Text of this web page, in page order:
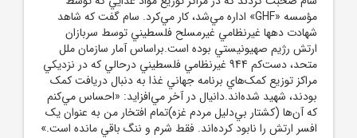
مؤسسه «GHF» اداره مي‌شد، کار مي‌کرد. سام گفت که شاهد
شهادت دهها غيرنظامي غيرمسلح فلسطيني توسط سربازان
ارتش رژيم صهيونيستي بوده است.براساس آمار سازمان ملل
متحد، دست‌کم 944 غيرنظامي فلسطيني درحالي که در نزديکي
مراکز توزيع کمک‌هاي برنامه جهاني غذا به دنبال دريافت کمک
بودند، شهيد شده‌اند.دانيال در آخر مي‌افزايد: «احساس مي‌کنم
که آن‌ها (کشتار بي‌دليل مردم غزه)تمام افتخار من به عنوان يک
افسر ارتش را نابود کرده‌اند. فقط شرم و ننگ باقي مانده است.»